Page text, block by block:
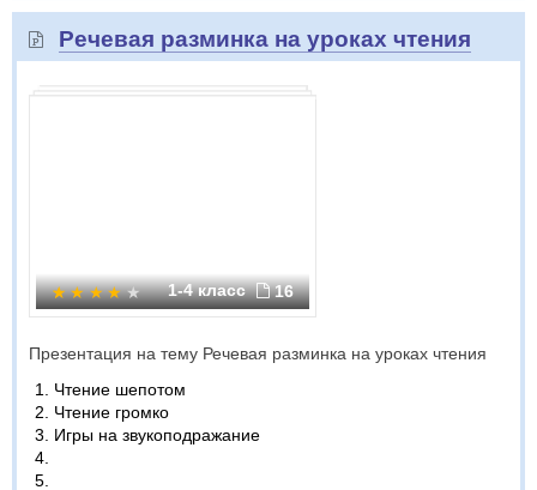
Речевая разминка на уроках чтения
1-4 класс 16
Презентация на тему Речевая разминка на уроках чтения
Чтение шепотом
Чтение громко
Игры на звукоподражание